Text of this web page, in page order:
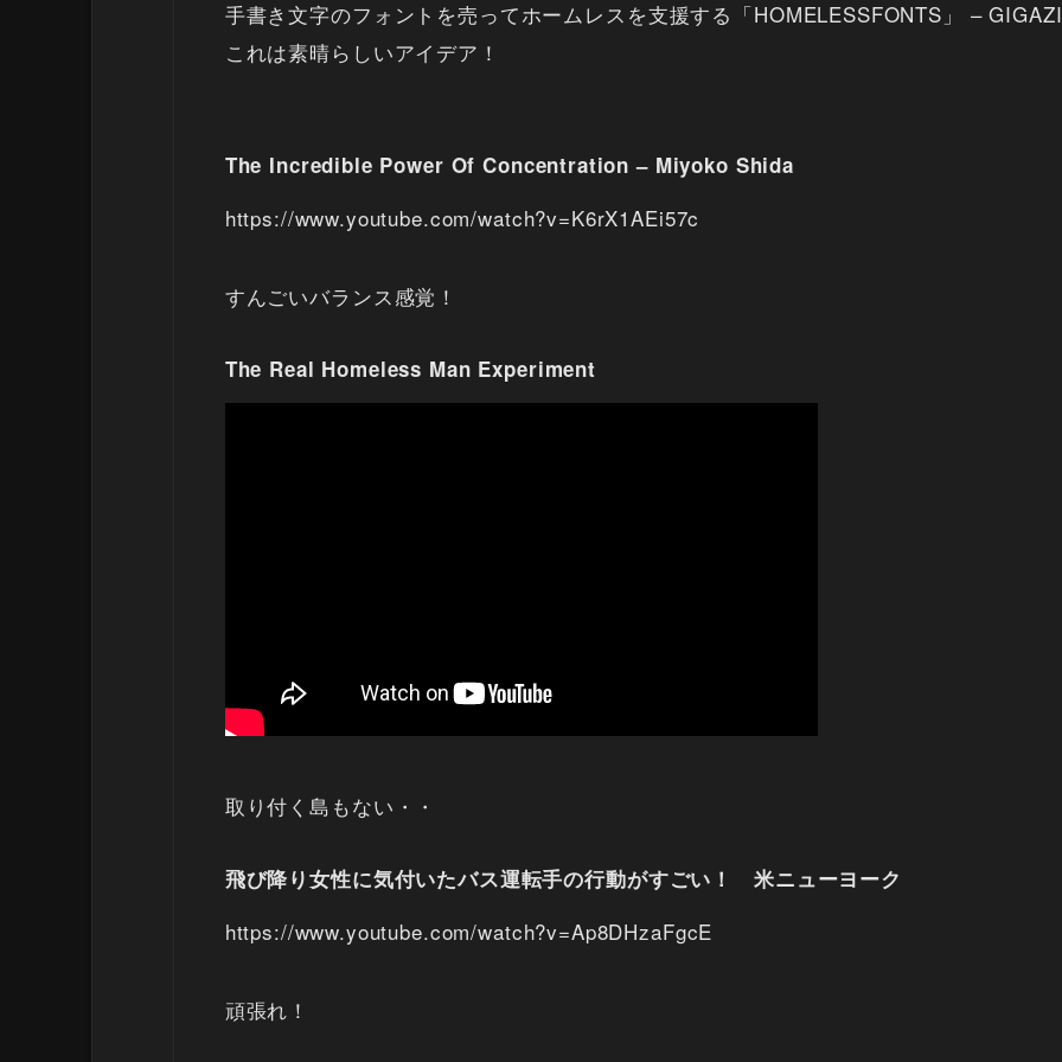
手書き文字のフォントを売ってホームレスを支援する「HOMELESSFONTS」 –
これは素晴らしいアイデア！
The Incredible Power Of Concentration – Miyoko Shida
https://www.youtube.com/watch?v=K6rX1AEi57c
すんごいバランス感覚！
The Real Homeless Man Experiment
取り付く島もない・・
飛び降り女性に気付いたバス運転手の行動がすごい！ 米ニューヨーク
https://www.youtube.com/watch?v=Ap8DHzaFgcE
頑張れ！